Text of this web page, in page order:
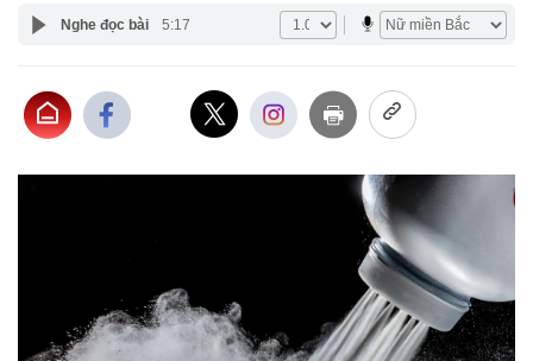
Nghe đọc bài 5:17